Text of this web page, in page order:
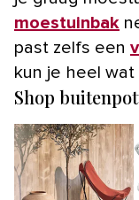
moestuinbak
past zelfs een
kun je heel
Shop